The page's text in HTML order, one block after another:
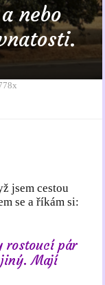
nebo
jsem cestou
se a říkám si:
rostoucí pár
jiný. Mají